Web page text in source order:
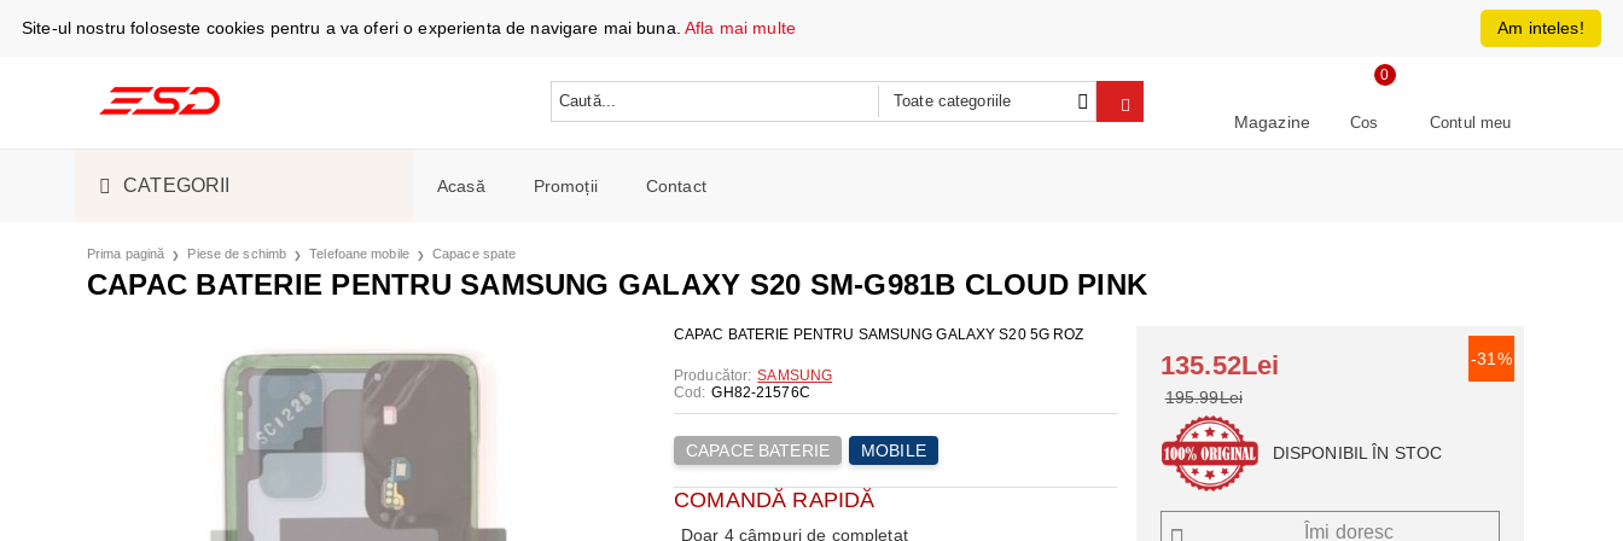
RON
Magazine Cos
0
Contul meu
CATEGORII
TELEFOANE ȘI TABLETE CABLURI DE DATE ȘI ÎNCĂRCARE
ÎNCĂRCĂTOARE
HUSE, CAPACE TELEFOANE ȘI TABLETE
ÎNCĂRCARE WIRELESS
CĂȘTI
ACCESORII ELECTRONICE
ȘI ELECTROCASNICE
ASPIRATOARE
ESPRESSOARE ȘI CAFETIERE
FRIGIDERE SI COMBINE FRIGORIFICE
PIESE DE SCHIMB
Espressoare
Masini de spalat si Uscatoare
Camere foto și video
frigorifice
LICHIDARE STOC
SUVENIRURI
Acasă Promoții Contact
Prima pagină Piese de schimb Telefoane mobile Capace spate
CAPAC BATERIE PENTRU SAMSUNG GALAXY S20 SM-G981B CLOUD PINK
CAPAC BATERIE PENTRU SAMSUNG GALAXY S20 5G ROZ
Producător: SAMSUNG
Cod: GH82-21576C
CAPACE BATERIE MOBILE
COMANDĂ RAPIDĂ
Doar 4 câmpuri de completat
-31%
135.52Lei
195.99Lei
DISPONIBIL ÎN STOC
Îmi doresc
Am inteles!
Site-ul nostru foloseste cookies pentru a va oferi o experienta de navigare mai buna.Afla mai multe